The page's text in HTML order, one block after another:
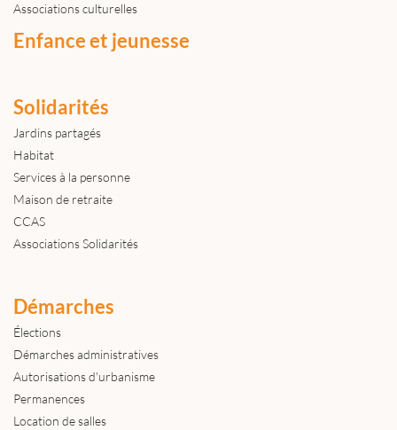
Associations culturelles
Enfance et jeunesse
Solidarités
Jardins partagés
Habitat
Services à la personne
Maison de retraite
CCAS
Associations Solidarités
Démarches
Élections
Démarches administratives
Autorisations d'urbanisme
Permanences
Location de salles